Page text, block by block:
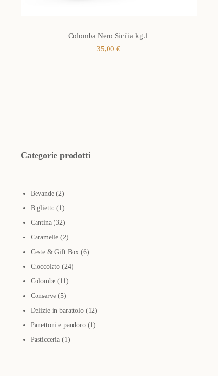
Colomba Nero Sicilia kg.1
35,00€
Categorie prodotti
Bevande 22
prodotti
Biglietto 11
prodotto
Cantina 3232
prodotti
Caramelle 22
prodotti
Ceste & Gift Box 66
Cioccolato 2424
Colombe 1111
prodotti
Conserve 55
prodotti
Delizie in barattolo 1212
prodotti
Panettoni e pandoro 11
Pasticceria 11